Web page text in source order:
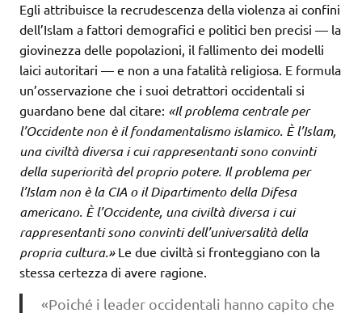
Egli attribuisce la recrudescenza della violenza ai confini
dell’Islam a fattori demografici e politici ben precisi — la
giovinezza delle popolazioni, il fallimento dei modelli
laici autoritari — e non a una fatalità religiosa. E formula
un’osservazione che i suoi detrattori occidentali si
guardano bene dal citare: «Il problema centrale per
l’Occidente non è il fondamentalismo islamico. È l’Islam,
una civiltà diversa i cui rappresentanti sono convinti
della superiorità del proprio potere. Il problema per
l’Islam non è la CIA o il Dipartimento della Difesa
americano. È l’Occidente, una civiltà diversa i cui
rappresentanti sono convinti dell’universalità della
propria cultura.»Le due civiltà si fronteggiano con la
stessa certezza di avere ragione.
«Poiché i leader occidentali hanno capito che